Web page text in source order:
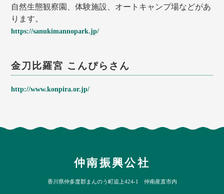
自然生態観察園、体験施設、オートキャンプ場などがあ
ります。
https://sanukimannopark.jp/
金刀比羅宮 こんぴらさん
http://www.konpira.or.jp/
仲南振興公社
香川県仲多度郡まんのう町追上424-1 仲南産直市内